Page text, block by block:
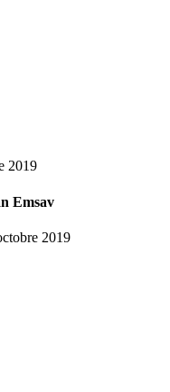
2019
Emsav
2019